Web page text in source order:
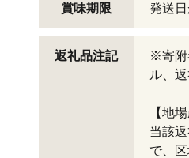
賞味期限 発送
返礼品注記
※寄附
ル、
【地
当該
で、